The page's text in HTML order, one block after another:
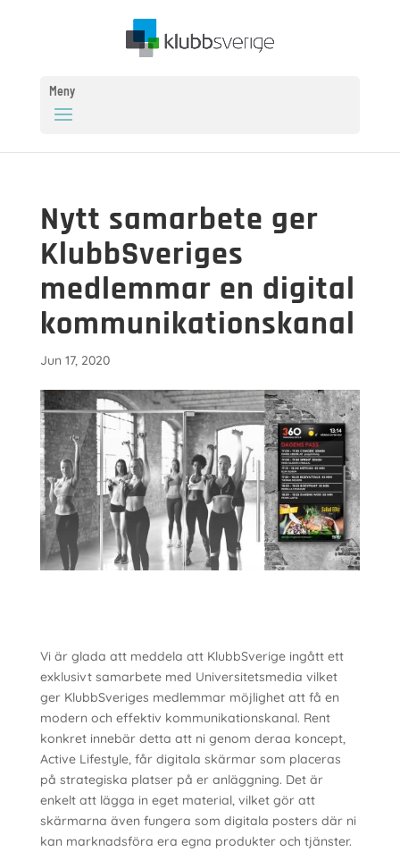
Meny
Nytt samarbete ger
KlubbSveriges
medlemmar en digital
kommunikationskanal
Jun 17, 2020
Vi är glada att meddela att KlubbSverige ingått ett
exklusivt samarbete med Universitetsmedia vilket
ger KlubbSveriges medlemmar möjlighet att få en
modern och effektiv kommunikationskanal. Rent
konkret innebär detta att ni genom deraa koncept,
Active Lifestyle, får digitala skärmar som placeras
på strategiska platser på er anläggning. Det är
enkelt att lägga in eget material, vilket gör att
skärmarna även fungera som digitala posters där ni
kan marknadsföra era egna produkter och tjänster.